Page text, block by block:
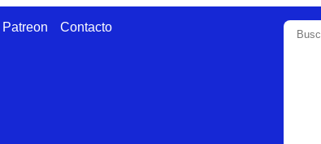
Patreon Contacto